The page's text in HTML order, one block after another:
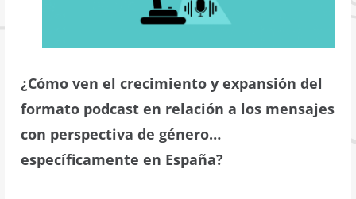
¿Cómo ven el crecimiento y expansión del
formato podcast en relación a los mensajes
con perspectiva de género…
específicamente en España?